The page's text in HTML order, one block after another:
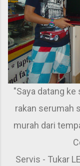
"Saya datang
rakan serumah
murah dari
Servis - Tukar